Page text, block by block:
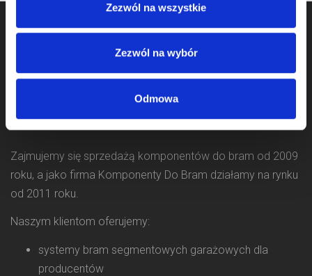
Zezwól na wszystkie
Zezwól na wybór
Odmowa
Zajmujemy się sprzedażą komponentów do bram od 2009
roku, a jako firma Komponenty Do Bram działamy na rynku
od 2011 roku.
Naszym klientom oferujemy:
systemy bram segmentowych garażowych dla
producentów